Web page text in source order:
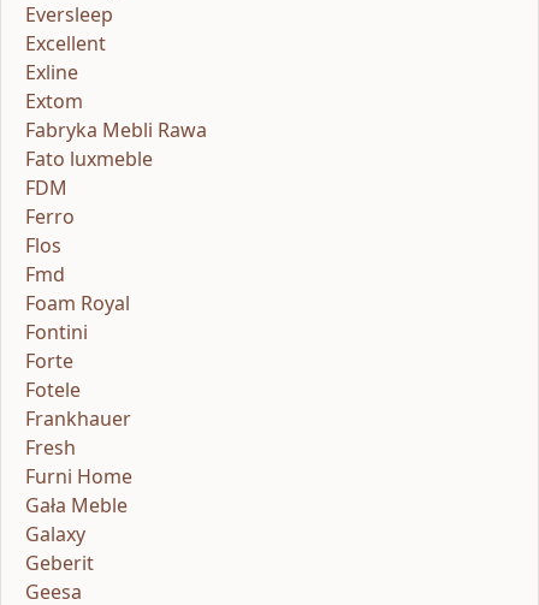
Eversleep
Excellent
Exline
Extom
Fabryka Mebli Rawa
Fato luxmeble
FDM
Ferro
Flos
Fmd
Foam Royal
Fontini
Forte
Fotele
Frankhauer
Fresh
Furni Home
Gała Meble
Galaxy
Geberit
Geesa